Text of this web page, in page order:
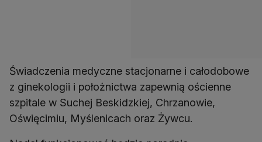
Świadczenia medyczne stacjonarne i całodobowe
z ginekologii i położnictwa zapewnią ościenne
szpitale w Suchej Beskidzkiej, Chrzanowie,
Oświęcimiu, Myślenicach oraz Żywcu.